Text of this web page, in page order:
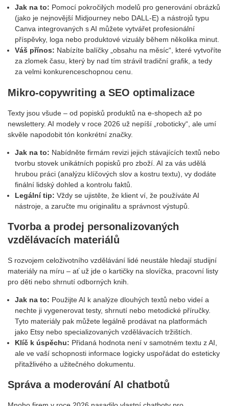
Jak na to: Pomocí pokročilých modelů pro generování obrázků
(jako je nejnovější Midjourney nebo DALL-E) a nástrojů typu
Canva integrovaných s AI můžete vytvářet profesionální
příspěvky, loga nebo produktové vizuály během několika minut.
Váš přínos: Nabízíte balíčky „obsahu na měsíc“, které vytvoříte
za zlomek času, který by nad tím strávil tradiční grafik, a tedy
za velmi konkurenceschopnou cenu.
Mikro-copywriting a SEO optimalizace
Texty jsou všude – od popisků produktů na e-shopech až po
newslettery. AI modely v roce 2026 už nepíší „roboticky“, ale umí
skvěle napodobit tón konkrétní značky.
Jak na to: Nabídněte firmám revizi jejich stávajících textů nebo
tvorbu stovek unikátních popisků pro zboží. AI za vás udělá
hrubou práci (analýzu klíčových slov a kostru textu), vy dodáte
finální lidský dohled a kontrolu faktů.
Legální tip: Vždy se ujistěte, že klient ví, že používáte AI
nástroje, a zaručte mu originalitu a správnost výstupů.
Tvorba a prodej personalizovaných
vzdělávacích materiálů
S rozvojem celoživotního vzdělávání lidé neustále hledají studijní
materiály na míru – ať už jde o kartičky na slovíčka, pracovní listy
pro děti nebo shrnutí odborných knih.
Jak na to: Použijte AI k analýze dlouhých textů nebo videí a
nechte ji vygenerovat testy, shrnutí nebo metodické příručky.
Tyto materiály pak můžete legálně prodávat na platformách
jako Etsy nebo specializovaných vzdělávacích tržištích.
Klíč k úspěchu: Přidaná hodnota není v samotném textu z AI,
ale ve vaší schopnosti informace logicky uspořádat do esteticky
přitažlivého a užitečného dokumentu.
Správa a moderování AI chatbotů